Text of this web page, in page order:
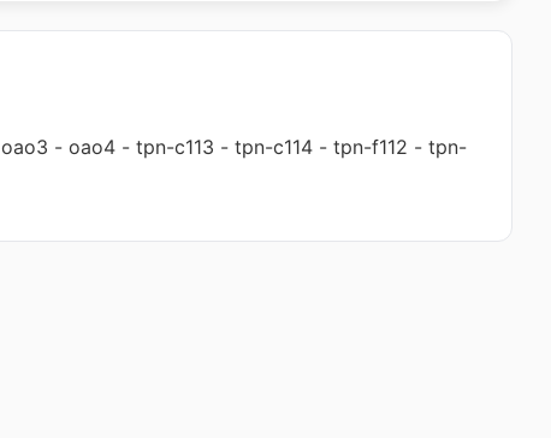
oao3 - oao4 - tpn-c113 - tpn-c114 - tpn-f112 - tpn-